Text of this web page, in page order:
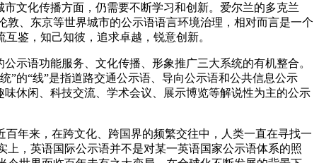
文化传播方面，仍需要不断学习和创新。爱尔兰的多克兰
、东京等世界城市的公示语语言环境治理，相对而言是一个
鉴，知己知彼，追求卓越，锐意创新。
示语功能服务、文化传播、形象推广三大系统的有机整合。
”的“线”是指道路交通公示语、导向公示语和公共信息公示
休闲、科技交流、学术会议、展示博览等解说性为主的公示
年来，在跨文化、跨国界的频繁交往中，人类一直在寻找一
，英语国际公示语并不是对某一英语国家公示语体系的照